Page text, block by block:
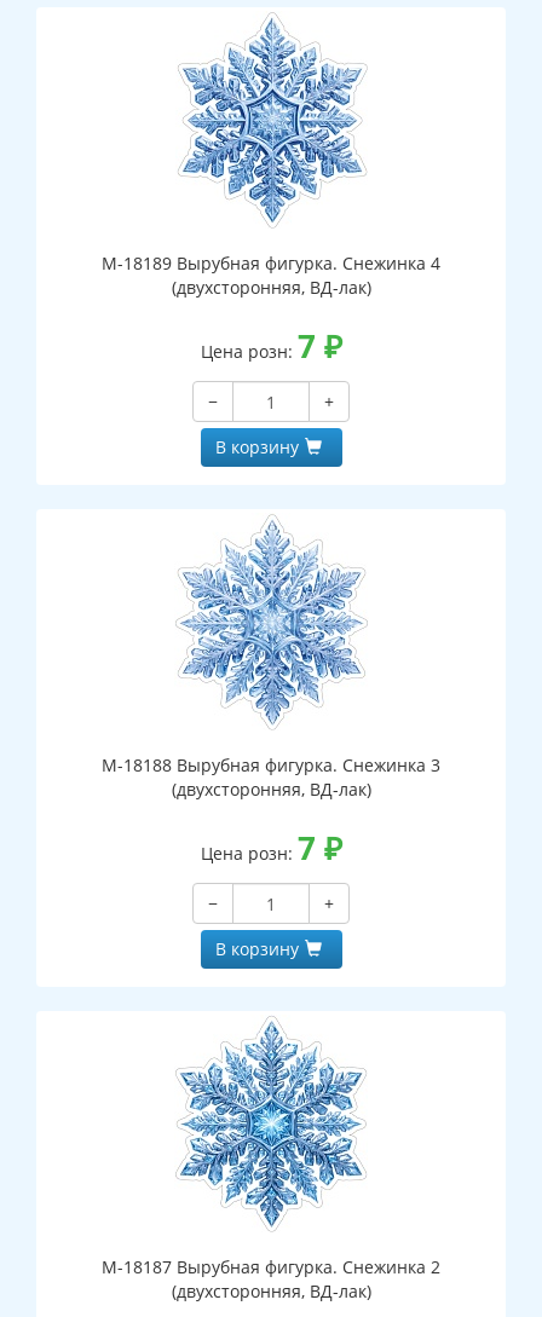
М-18189 Вырубная фигурка. Снежинка 4
(двухсторонняя, ВД-лак)
Цена розн: 7 ₽
−
+
В корзину
М-18188 Вырубная фигурка. Снежинка 3
(двухсторонняя, ВД-лак)
Цена розн: 7 ₽
−
+
В корзину
М-18187 Вырубная фигурка. Снежинка 2
(двухсторонняя, ВД-лак)